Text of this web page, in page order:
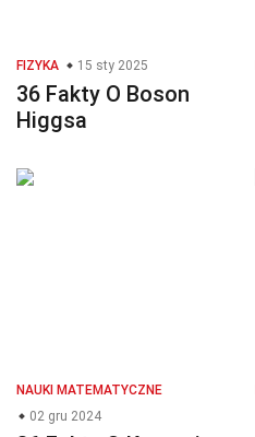
FIZYKA 15 sty 2025
36 Fakty O Boson
Higgsa
NAUKI MATEMATYCZNE
02 gru 2024